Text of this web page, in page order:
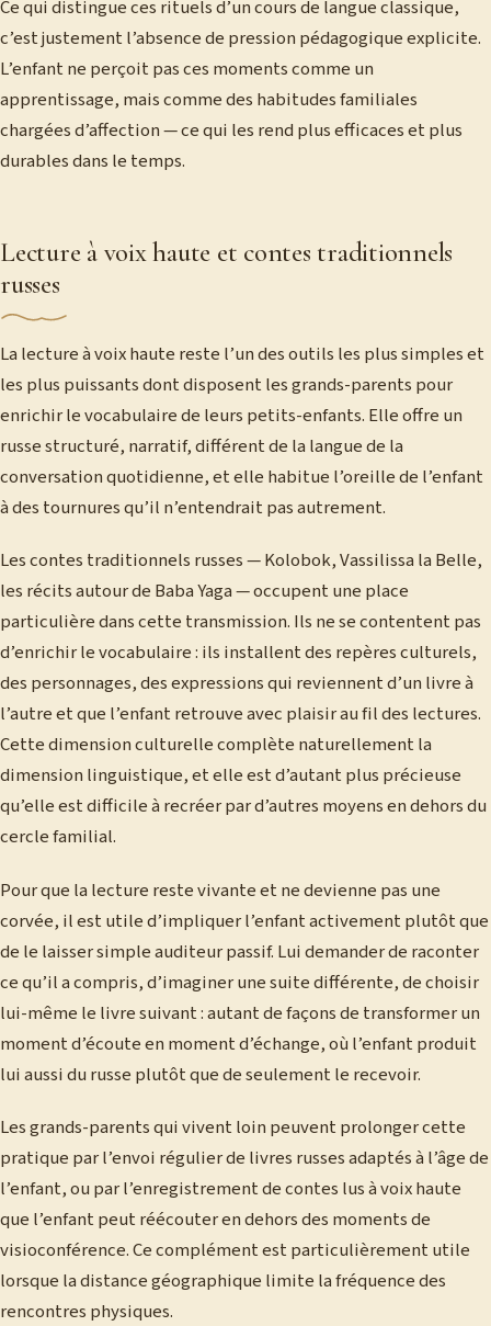
Ce qui distingue ces rituels d’un cours de langue classique,
c’est justement l’absence de pression pédagogique explicite.
L’enfant ne perçoit pas ces moments comme un
apprentissage, mais comme des habitudes familiales
chargées d’affection — ce qui les rend plus efficaces et plus
durables dans le temps.
Lecture à voix haute et contes traditionnels
russes
La lecture à voix haute reste l’un des outils les plus simples et
les plus puissants dont disposent les grands-parents pour
enrichir le vocabulaire de leurs petits-enfants. Elle offre un
russe structuré, narratif, différent de la langue de la
conversation quotidienne, et elle habitue l’oreille de l’enfant
à des tournures qu’il n’entendrait pas autrement.
Les contes traditionnels russes — Kolobok, Vassilissa la Belle,
les récits autour de Baba Yaga — occupent une place
particulière dans cette transmission. Ils ne se contentent pas
d’enrichir le vocabulaire : ils installent des repères culturels,
des personnages, des expressions qui reviennent d’un livre à
l’autre et que l’enfant retrouve avec plaisir au fil des lectures.
Cette dimension culturelle complète naturellement la
dimension linguistique, et elle est d’autant plus précieuse
qu’elle est difficile à recréer par d’autres moyens en dehors du
cercle familial.
Pour que la lecture reste vivante et ne devienne pas une
corvée, il est utile d’impliquer l’enfant activement plutôt que
de le laisser simple auditeur passif. Lui demander de raconter
ce qu’il a compris, d’imaginer une suite différente, de choisir
lui-même le livre suivant : autant de façons de transformer un
moment d’écoute en moment d’échange, où l’enfant produit
lui aussi du russe plutôt que de seulement le recevoir.
Les grands-parents qui vivent loin peuvent prolonger cette
pratique par l’envoi régulier de livres russes adaptés à l’âge de
l’enfant, ou par l’enregistrement de contes lus à voix haute
que l’enfant peut réécouter en dehors des moments de
visioconférence. Ce complément est particulièrement utile
lorsque la distance géographique limite la fréquence des
rencontres physiques.